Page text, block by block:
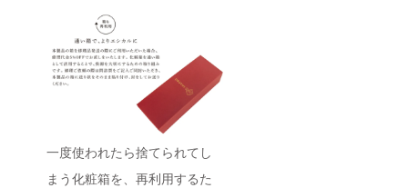
一度使われたら捨てられてし
まう化粧箱を、再利用するた